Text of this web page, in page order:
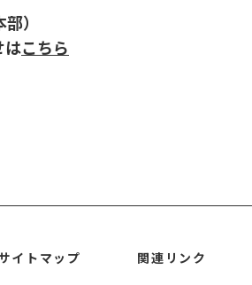
）
はこちら
イトマップ 関連リンク